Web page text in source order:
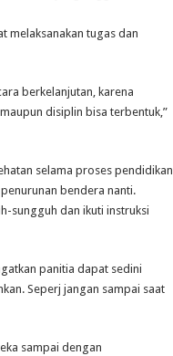
melaksanakan tugas dan
berkelanjutan, karena
disiplin bisa terbentuk,”
selama proses pendidikan
bendera nanti.
sungguh dan ikuti instruksi
panitia dapat sedini
Seperj jangan sampai saat
sampai dengan